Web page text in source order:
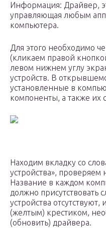
Информация: Драйвер,
управляющая любым
компьютера.
Для этого необходимо
(кликаем правой
левом нижнем углу
устройств. В
установленные в
компоненты, а также их
Находим вкладку со
устройства», проверяем
Название в каждом
должно присутствовать
устройства
(желтым) крестиком,
(обновить) драйвера.